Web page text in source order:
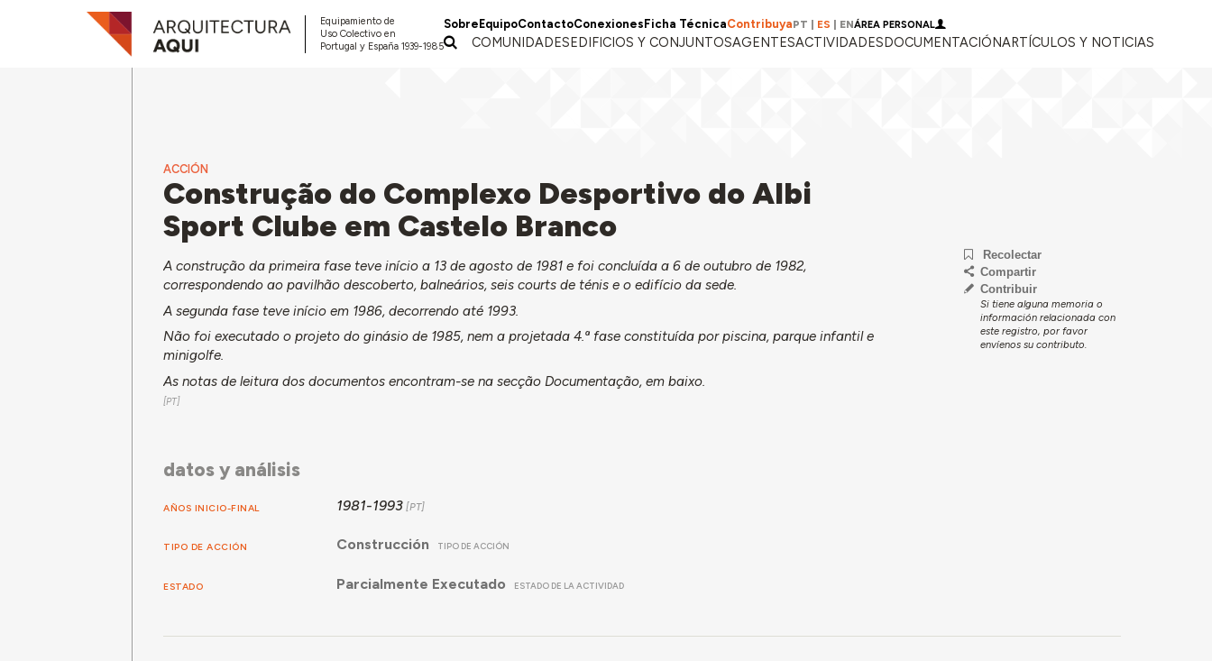
Equipamiento de
Uso Colectivo en
Portugal y España 1939-1985
Sobre EquipoContactoConexiones Ficha TécnicaContribuyaPT ES ENÁREA PERSONAL
COMUNIDADESEDIFICIOS Y CONJUNTOSAGENTESACTIVIDADESDOCUMENTACIÓNARTÍCULOS Y NOTICIAS
ACCIÓN
Construção do Complexo Desportivo do Albi
Sport Clube em Castelo Branco
A construção da primeira fase teve início a 13 de agosto de 1981 e foi concluída a 6 de outubro de 1982,
correspondendo ao pavilhão descoberto, balneários, seis courts de ténis e o edifício da sede.
A segunda fase teve início em 1986, decorrendo até 1993.
Não foi executado o projeto do ginásio de 1985, nem a projetada 4.ª fase constituída por piscina, parque infantil e
minigolfe.
As notas de leitura dos documentos encontram-se na secção Documentação, em baixo.
Recolectar
Compartir
Contribuir
Si tiene alguna memoria o
información relacionada con
este registro, por favor
envíenos su contributo.
datos y análisis
AÑOS INICIO-FINAL 1981-1993
TIPO DE ACCIÓN Construcción TIPO DE ACCIÓN
ESTADO Parcialmente Executado ESTADO DE LA ACTIVIDAD